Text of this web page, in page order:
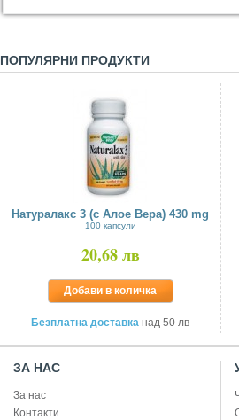
ПОПУЛЯРНИ ПРОДУКТИ
Натуралакс 3 (с Алое Вера) 430 mg
100 капсули
20,68 лв
Добави в количка
Безплатна доставка над 50 лв
ЗА НАС
За нас
Контакти